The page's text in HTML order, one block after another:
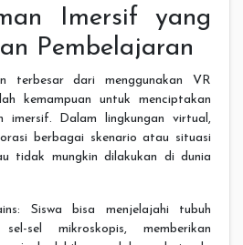
Imersif yang
Pembelajaran
terbesar dari menggunakan VR
kemampuan untuk menciptakan
imersif. Dalam lingkungan virtual,
berbagai skenario atau situasi
tidak mungkin dilakukan di dunia
Siswa bisa menjelajahi tubuh
sel mikroskopis, memberikan